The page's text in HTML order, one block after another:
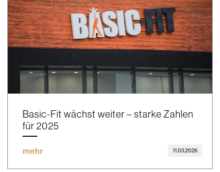
Basic-Fit wächst weiter – starke Zahlen
für 2025
mehr 11.03.2026